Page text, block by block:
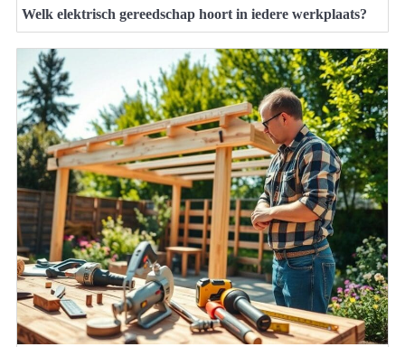
Welk elektrisch gereedschap hoort in iedere werkplaats?